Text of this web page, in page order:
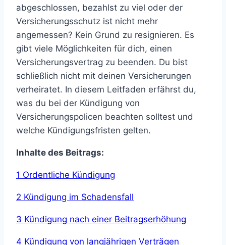
abgeschlossen, bezahlst zu viel oder der
Versicherungsschutz ist nicht mehr
angemessen? Kein Grund zu resignieren. Es
gibt viele Möglichkeiten für dich, einen
Versicherungsvertrag zu beenden. Du bist
schließlich nicht mit deinen Versicherungen
verheiratet. In diesem Leitfaden erfährst du,
was du bei der Kündigung von
Versicherungspolicen beachten solltest und
welche Kündigungsfristen gelten.
Inhalte des Beitrags:
1 Ordentliche Kündigung
2 Kündigung im Schadensfall
3 Kündigung nach einer Beitragserhöhung
4 Kündigung von langjährigen Verträgen